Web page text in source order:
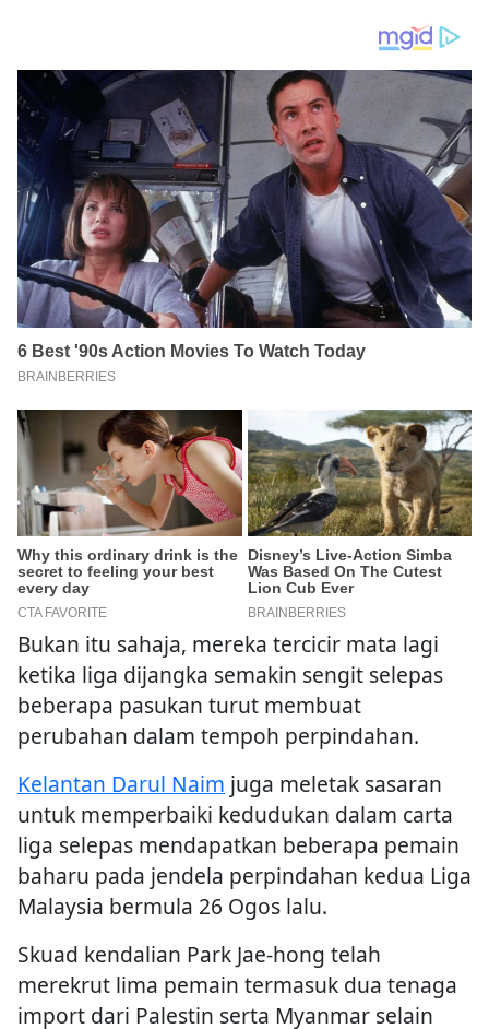
Bukan itu sahaja, mereka tercicir mata lagi
ketika liga dijangka semakin sengit selepas
beberapa pasukan turut membuat
perubahan dalam tempoh perpindahan.
Kelantan Darul Naim juga meletak sasaran
untuk memperbaiki kedudukan dalam carta
liga selepas mendapatkan beberapa pemain
baharu pada jendela perpindahan kedua Liga
Malaysia bermula 26 Ogos lalu.
Skuad kendalian Park Jae-hong telah
merekrut lima pemain termasuk dua tenaga
import dari Palestin serta Myanmar selain